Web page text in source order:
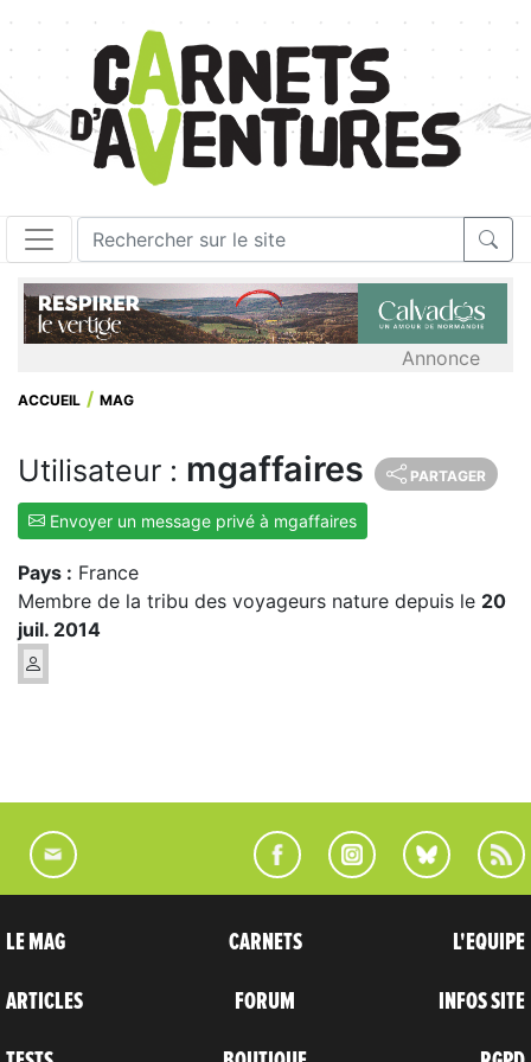
Annonce
ACCUEIL MAG
Utilisateur : mgaffaires PARTAGER
Envoyer un message privé à mgaffaires
Pays : France
Membre de la tribu des voyageurs nature depuis le 20
juil. 2014
LE MAG
ARTICLES
CARNETS
FORUM
L'EQUIPE
INFOS SITE